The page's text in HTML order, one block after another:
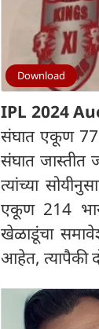
Download
IPL 2024
संघात एकूण 77
संघात
त्यांच्या
एकूण 214
खेळाडूंचा
आहेत, त्यापैकी